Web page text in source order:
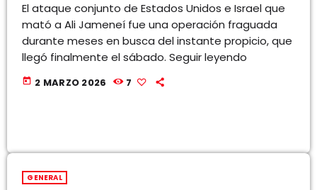
El ataque conjunto de Estados Unidos e Israel que
mató a Ali Jameneí fue una operación fraguada
durante meses en busca del instante propicio, que
llegó finalmente el sábado. Seguir leyendo
today 2 MARZO 2026 7
GENERAL